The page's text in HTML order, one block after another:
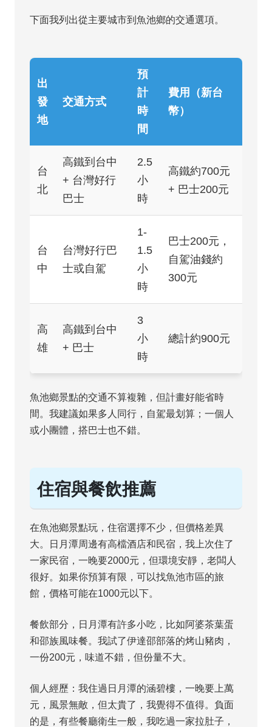
下面我列出從主要城市到魚池鄉的交通選項。
出
發
地
交通方式
預
計
時
間
費用（新台
幣）
台
北
高鐵到台中
+ 台灣好行
巴士
2.5
小
時
高鐵約700元
+ 巴士200元
台
中
台灣好行巴
士或自駕
1-
1.5
小
時
巴士200元，
自駕油錢約
300元
高
雄
高鐵到台中
+ 巴士
3
小
時
總計約900元
魚池鄉景點的交通不算複雜，但計畫好能省時
間。我建議如果多人同行，自駕最划算；一個人
或小團體，搭巴士也不錯。
住宿與餐飲推薦
在魚池鄉景點玩，住宿選擇不少，但價格差異
大。日月潭周邊有高檔酒店和民宿，我上次住了
一家民宿，一晚要2000元，但環境安靜，老闆人
很好。如果你預算有限，可以找魚池市區的旅
館，價格可能在1000元以下。
餐飲部分，日月潭有許多小吃，比如阿婆茶葉蛋
和邵族風味餐。我試了伊達邵部落的烤山豬肉，
一份200元，味道不錯，但份量不大。
個人經歷：我住過日月潭的涵碧樓，一晚要上萬
元，風景無敵，但太貴了，我覺得不值得。負面
的是，有些餐廳衛生一般，我吃過一家拉肚子，